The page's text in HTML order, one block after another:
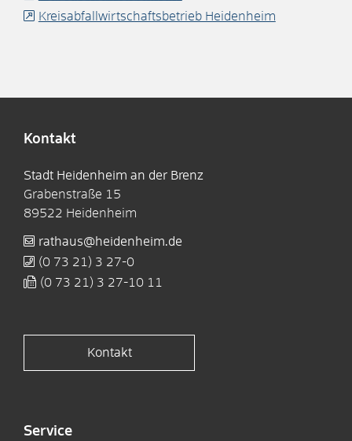
Kreisabfallwirtschaftsbetrieb Heidenheim
Kontakt
Stadt Heidenheim an der Brenz
Grabenstraße 15
89522 Heidenheim
rathaus@heidenheim.de
(0 73 21) 3 27-0
(0 73 21) 3 27-10 11
Kontakt
Service